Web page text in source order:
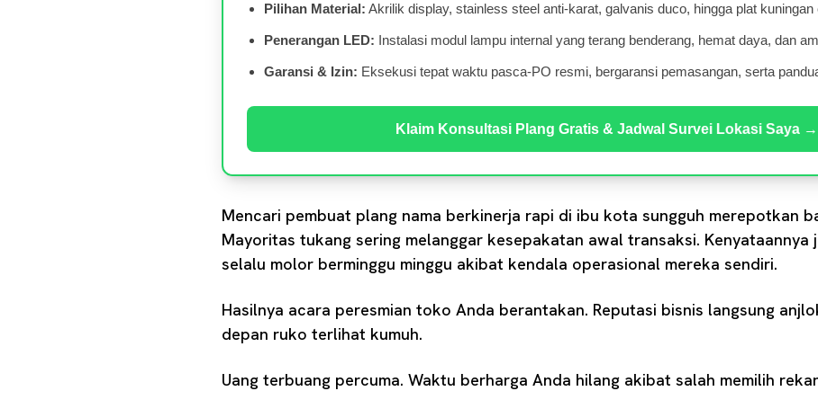
Pilihan Material: Akrilik display, stainless steel anti-karat, galvanis duco, hingga plat kuningan
Penerangan LED: Instalasi modul lampu internal yang terang benderang, hemat daya, dan
Garansi & Izin: Eksekusi tepat waktu pasca-PO resmi, bergaransi pemasangan, serta
Klaim Konsultasi Plang Gratis & Jadwal Survei Lokasi Saya →
Mencari pembuat plang nama berkinerja rapi di ibu kota sungguh merepotkan
Mayoritas tukang sering melanggar kesepakatan awal transaksi. Kenyataannya
selalu molor berminggu minggu akibat kendala operasional mereka sendiri.
Hasilnya acara peresmian toko Anda berantakan. Reputasi bisnis langsung
depan ruko terlihat kumuh.
Uang terbuang percuma. Waktu berharga Anda hilang akibat salah memilih